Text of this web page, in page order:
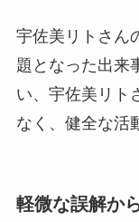
宇佐美リトさん
題となった出来
い、宇佐美リト
なく、健全な活
軽微な誤解か